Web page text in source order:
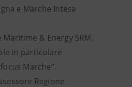
e Marche Intesa
& Energy SRM,
in particolare
Marche”.
Regione